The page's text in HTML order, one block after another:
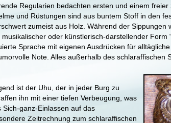
Regularien bedachten ersten und einem
und Rüstungen sind aus buntem Stoff in den
zumeist aus Holz. Während der Sippungen
oder künstlerisch-darstellender Form
Sprache mit eigenen Ausdrücken für
Note. Alles außerhalb des schlaraffischen
ist der Uhu, der in jeder Burg zu
ihn mit einer tiefen Verbeugung, was
ganz-Einlassen auf das
Zeitrechnung zum schlaraffischen